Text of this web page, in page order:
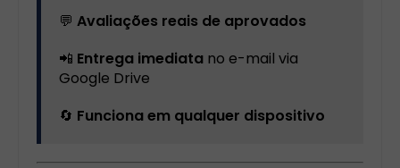
💬 Avaliações reais de aprovados
📲 Entrega imediata no e-mail via
Google Drive
🔄 Funciona em qualquer dispositivo